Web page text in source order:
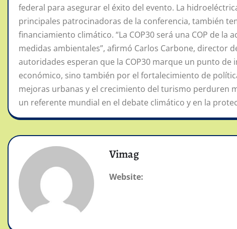
federal para asegurar el éxito del evento. La
principales patrocinadoras de la conferencia, también
financiamiento climático. “La COP30 será una COP de la
medidas ambientales”, afirmó Carlos Carbone, director
autoridades esperan que la COP30 marque un punto
económico, sino también por el fortalecimiento de
mejoras urbanas y el crecimiento del turismo perduren
un referente mundial en el debate climático y en la
Vimag
Website: